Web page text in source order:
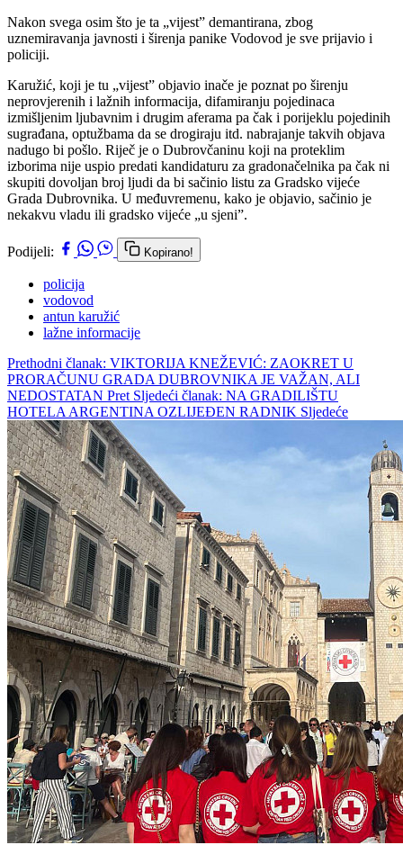
Nakon svega osim što je ta „vijest” demantirana, zbog
uznemiravanja javnosti i širenja panike Vodovod je sve prijavio i
policiji.
Karužić, koji je tu „vijest” objavio inače je poznat po širenju
neprovjerenih i lažnih informacija, difamiranju pojedinaca
izmišljenim ljubavnim i drugim aferama pa čak i porijeklu pojedinih
sugrađana, optužbama da se drogiraju itd. nabrajanje takvih objava
nadugo bi pošlo. Riječ je o Dubrovčaninu koji na proteklim
izborima nije uspio predati kandidaturu za gradonačelnika pa čak ni
skupiti dovoljan broj ljudi da bi sačinio listu za Gradsko vijeće
Grada Dubrovnika. U međuvremenu, kako je objavio, sačinio je
nekakvu vladu ili gradsko vijeće „u sjeni”.
Podijeli: Kopirano!
policija
vodovod
antun karužić
lažne informacije
Prethodni članak: VIKTORIJA KNEŽEVIĆ: ZAOKRET U
PRORAČUNU GRADA DUBROVNIKA JE VAŽAN, ALI
NEDOSTATAN Pret Sljedeći članak: NA GRADILIŠTU
HOTELA ARGENTINA OZLIJEĐEN RADNIK Sljedeće